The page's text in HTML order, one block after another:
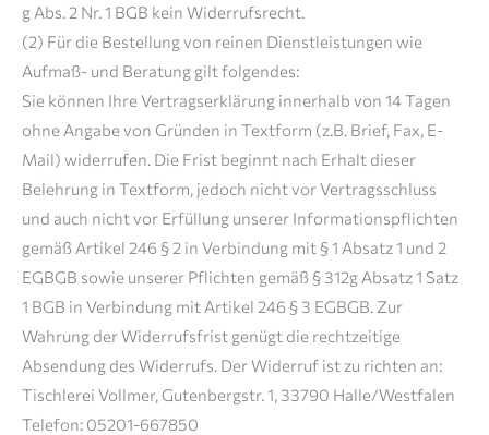
g Abs. 2 Nr. 1 BGB kein Widerrufsrecht.
(2) Für die Bestellung von reinen Dienstleistungen wie
Aufmaß- und Beratung gilt folgendes:
Sie können Ihre Vertragserklärung innerhalb von 14 Tagen
ohne Angabe von Gründen in Textform (z.B. Brief, Fax, E-
Mail) widerrufen. Die Frist beginnt nach Erhalt dieser
Belehrung in Textform, jedoch nicht vor Vertragsschluss
und auch nicht vor Erfüllung unserer Informationspflichten
gemäß Artikel 246 § 2 in Verbindung mit § 1 Absatz 1 und 2
EGBGB sowie unserer Pflichten gemäß § 312g Absatz 1 Satz
1 BGB in Verbindung mit Artikel 246 § 3 EGBGB. Zur
Wahrung der Widerrufsfrist genügt die rechtzeitige
Absendung des Widerrufs. Der Widerruf ist zu richten an:
Tischlerei Vollmer, Gutenbergstr. 1, 33790 Halle/Westfalen
Telefon: 05201-667850